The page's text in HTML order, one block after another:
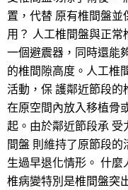
置，代替 原有椎間盤
用？ 人工椎間盤與正常
一個避震器，同時還能
的椎間隙高度。人工椎
活動，保 護鄰近節段
在原空間內放入移植骨
起。由於鄰近節段承
間盤 則維持了原節段
生過早退化情形。 什
椎病變特別是椎間盤突